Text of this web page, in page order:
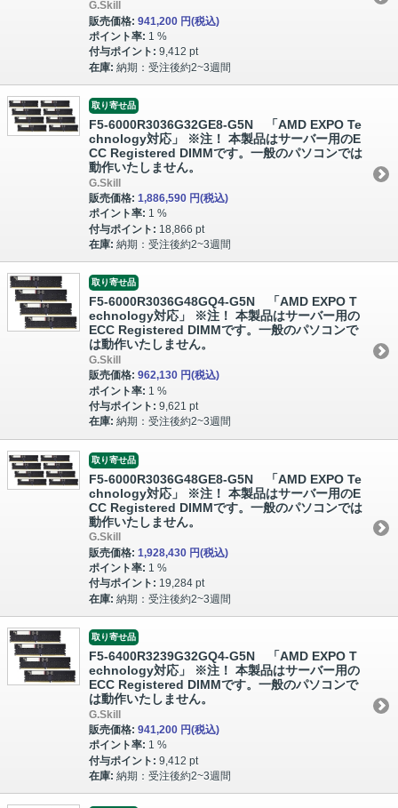
G.Skill
販売価格: 941,200 円(税込)
ポイント率: 1 %
付与ポイント: 9,412 pt
在庫: 納期：受注後約2~3週間
取り寄せ品
F5-6000R3036G32GE8-G5N 「AMD EXPO Te
chnology対応」 ※注！ 本製品はサーバー用のE
CC Registered DIMMです。一般のパソコンでは
動作いたしません。
G.Skill
販売価格: 1,886,590 円(税込)
ポイント率: 1 %
付与ポイント: 18,866 pt
在庫: 納期：受注後約2~3週間
取り寄せ品
F5-6000R3036G48GQ4-G5N 「AMD EXPO T
echnology対応」 ※注！ 本製品はサーバー用の
ECC Registered DIMMです。一般のパソコンで
は動作いたしません。
G.Skill
販売価格: 962,130 円(税込)
ポイント率: 1 %
付与ポイント: 9,621 pt
在庫: 納期：受注後約2~3週間
取り寄せ品
F5-6000R3036G48GE8-G5N 「AMD EXPO Te
chnology対応」 ※注！ 本製品はサーバー用のE
CC Registered DIMMです。一般のパソコンでは
動作いたしません。
G.Skill
販売価格: 1,928,430 円(税込)
ポイント率: 1 %
付与ポイント: 19,284 pt
在庫: 納期：受注後約2~3週間
取り寄せ品
F5-6400R3239G32GQ4-G5N 「AMD EXPO T
echnology対応」 ※注！ 本製品はサーバー用の
ECC Registered DIMMです。一般のパソコンで
は動作いたしません。
G.Skill
販売価格: 941,200 円(税込)
ポイント率: 1 %
付与ポイント: 9,412 pt
在庫: 納期：受注後約2~3週間